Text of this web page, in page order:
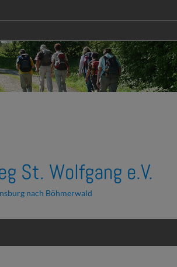
St. Wolfgang e.V.
nach Böhmerwald